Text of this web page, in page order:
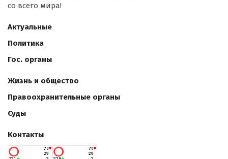
со всего мира!
Актуальные
Политика
Гос. органы
Жизнь и общество
Правоохранительные органы
Суды
Контакты